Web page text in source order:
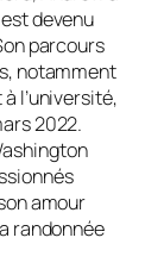
devenu
parcours
notamment
l’université,
2022.
amour
randonnée